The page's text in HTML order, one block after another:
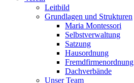
Leitbild
Grundlagen und Strukturen
Maria Montessori
Selbstverwaltung
Satzung
Hausordnung
Fremdfirmenordnung
Dachverbände
Unser Team